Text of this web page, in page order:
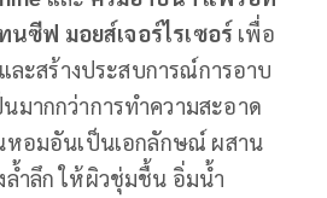
ซีฟ มอยส์เจอร์ไรเซอร์ เพื่อ
ละสร้างประสบการณ์การอาบ
มากกว่าการทำความสะอาด
หอมอันเป็นเอกลักษณ์ ผสาน
ล้ำลึก ให้ผิวชุ่มชื้น อิ่มน้ำ